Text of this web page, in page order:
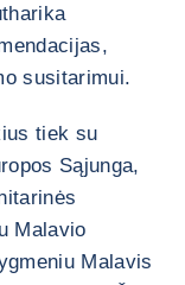
susitarimui.
tiek su
Sąjunga,
Malavio
Malavis